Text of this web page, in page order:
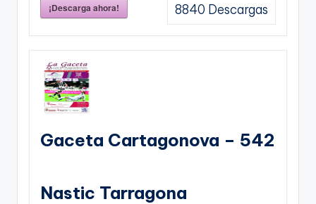
¡Descarga ahora! 8840 Descargas
Gaceta Cartagonova – 542
Nastic Tarragona